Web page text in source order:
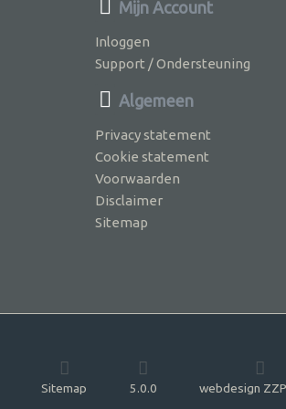
Mijn Account
Inloggen
Support / Ondersteuning
Algemeen
Privacy statement
Cookie statement
Voorwaarden
Disclaimer
Sitemap
Sitemap 5.0.0 webdesign